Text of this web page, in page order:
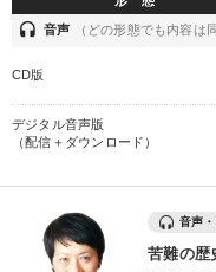
headset 音声 （どの形態でも内容は
CD版
デジタル音声版
（配信＋ダウンロード）
音声
苦難の歴